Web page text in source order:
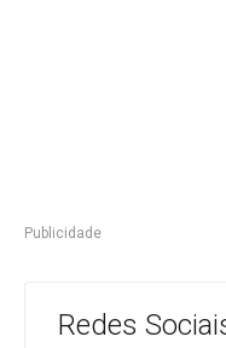
Publicidade
Redes